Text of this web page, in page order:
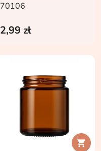
70106
2,99 zł
